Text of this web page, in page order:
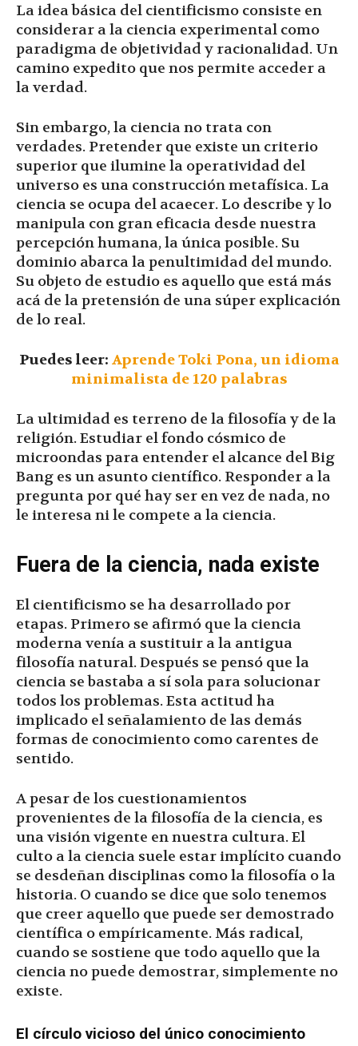
La idea básica del cientificismo consiste en
considerar a la ciencia experimental como
paradigma de objetividad y racionalidad. Un
camino expedito que nos permite acceder a
la verdad.
Sin embargo, la ciencia no trata con
verdades. Pretender que existe un criterio
superior que ilumine la operatividad del
universo es una construcción metafísica. La
ciencia se ocupa del acaecer. Lo describe y lo
manipula con gran eficacia desde nuestra
percepción humana, la única posible. Su
dominio abarca la penultimidad del mundo.
Su objeto de estudio es aquello que está más
acá de la pretensión de una súper explicación
de lo real.
Puedes leer: Aprende Toki Pona, un idioma
minimalista de 120 palabras
La ultimidad es terreno de la filosofía y de la
religión. Estudiar el fondo cósmico de
microondas para entender el alcance del Big
Bang es un asunto científico. Responder a la
pregunta por qué hay ser en vez de nada, no
le interesa ni le compete a la ciencia.
Fuera de la ciencia, nada existe
El cientificismo se ha desarrollado por
etapas. Primero se afirmó que la ciencia
moderna venía a sustituir a la antigua
filosofía natural. Después se pensó que la
ciencia se bastaba a sí sola para solucionar
todos los problemas. Esta actitud ha
implicado el señalamiento de las demás
formas de conocimiento como carentes de
sentido.
A pesar de los cuestionamientos
provenientes de la filosofía de la ciencia, es
una visión vigente en nuestra cultura. El
culto a la ciencia suele estar implícito cuando
se desdeñan disciplinas como la filosofía o la
historia. O cuando se dice que solo tenemos
que creer aquello que puede ser demostrado
científica o empíricamente. Más radical,
cuando se sostiene que todo aquello que la
ciencia no puede demostrar, simplemente no
existe.
El círculo vicioso del único conocimiento